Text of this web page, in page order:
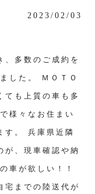
2023/02/03
、多数のご成約を
した。
ＭＯＴＯ
ても上質の車も多
様々なお住まい
。
兵庫県近隣
が、現車確認や納
車が欲しい！！
宅までの陸送代が